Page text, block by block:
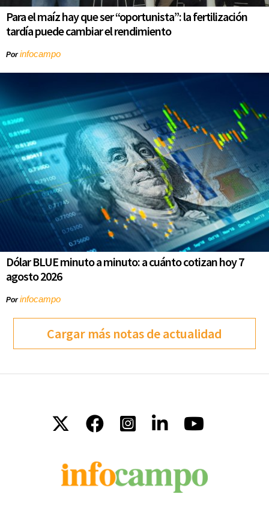
Para el maíz hay que ser “oportunista”: la fertilización
tardía puede cambiar el rendimiento
Porinfocampo
Dólar BLUE minuto a minuto: a cuánto cotizan hoy 7
agosto 2026
Porinfocampo
Cargar más notas de actualidad